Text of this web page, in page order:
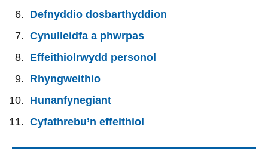
Defnyddio dosbarthyddion
Cynulleidfa a phwrpas
Effeithiolrwydd personol
Rhyngweithio
Hunanfynegiant
Cyfathrebu’n effeithiol